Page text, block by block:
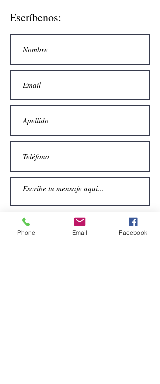
Escríbenos:
Enviar
Phone Email Facebook